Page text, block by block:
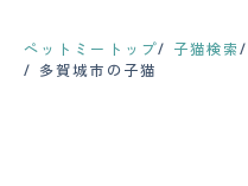
ペットミートップ 子猫検索
多賀城市の子猫